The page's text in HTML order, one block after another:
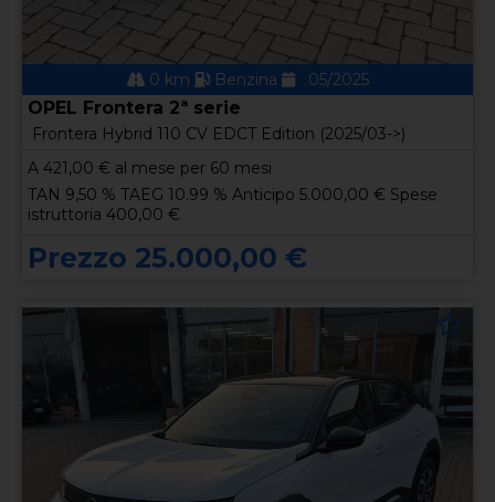
0 km Benzina 05/2025
OPEL Frontera 2ª serie
Frontera Hybrid 110 CV EDCT Edition (2025/03->)
A 421,00 € al mese per 60 mesi
TAN 9,50 % TAEG 10.99 % Anticipo 5.000,00 € Spese
istruttoria 400,00 €
Prezzo 25.000,00 €